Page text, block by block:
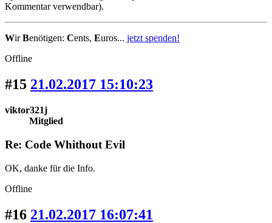
Kommentar verwendbar).
WirBenötigen: Cents, Euros... jetzt spenden!
Offline
#15 21.02.2017 15:10:23
viktor321j
Mitglied
Re: Code Whithout Evil
OK, danke für die Info.
Offline
#16 21.02.2017 16:07:41